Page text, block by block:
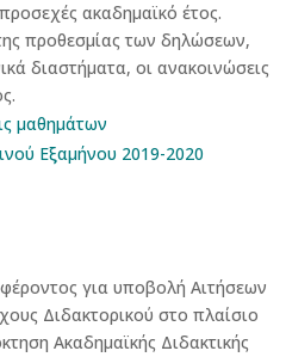
ακαδημαϊκό έτος.
προθεσμίας των δηλώσεων,
διαστήματα, οι ανακοινώσεις
μαθημάτων
Εξαμήνου 2019-2020
για υποβολή Αιτήσεων
Διδακτορικού στο πλαίσιο
Ακαδημαϊκής Διδακτικής